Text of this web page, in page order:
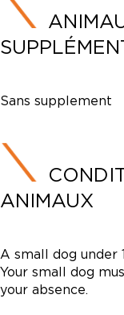
Sans supplement
ANIMAUX
A small dog under
Your small dog
your absence.